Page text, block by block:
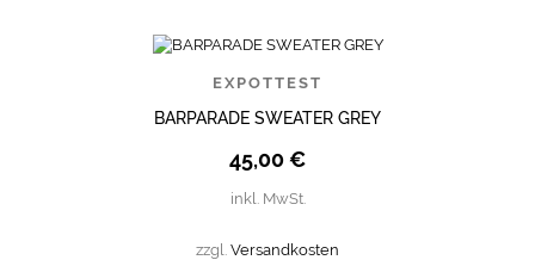
EXPOTTEST
BARPARADE SWEATER GREY
45,00€
inkl. MwSt.
zzgl. Versandkosten